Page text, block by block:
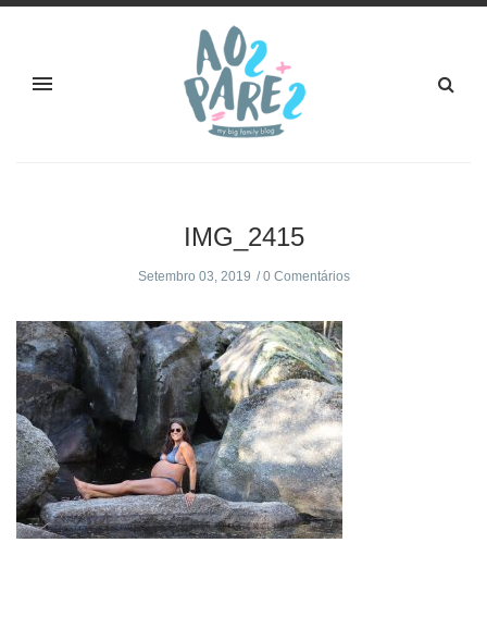
IMG_2415
Setembro 03, 2019 0 Comentários